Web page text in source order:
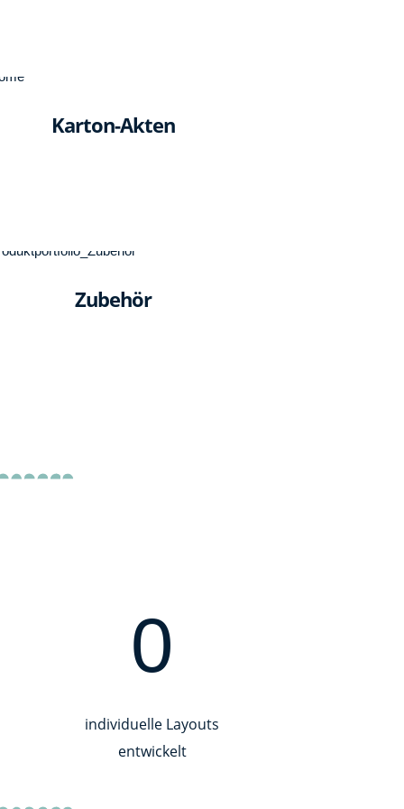
Karton-Akten
Zubehör
0
individuelle Layouts
entwickelt